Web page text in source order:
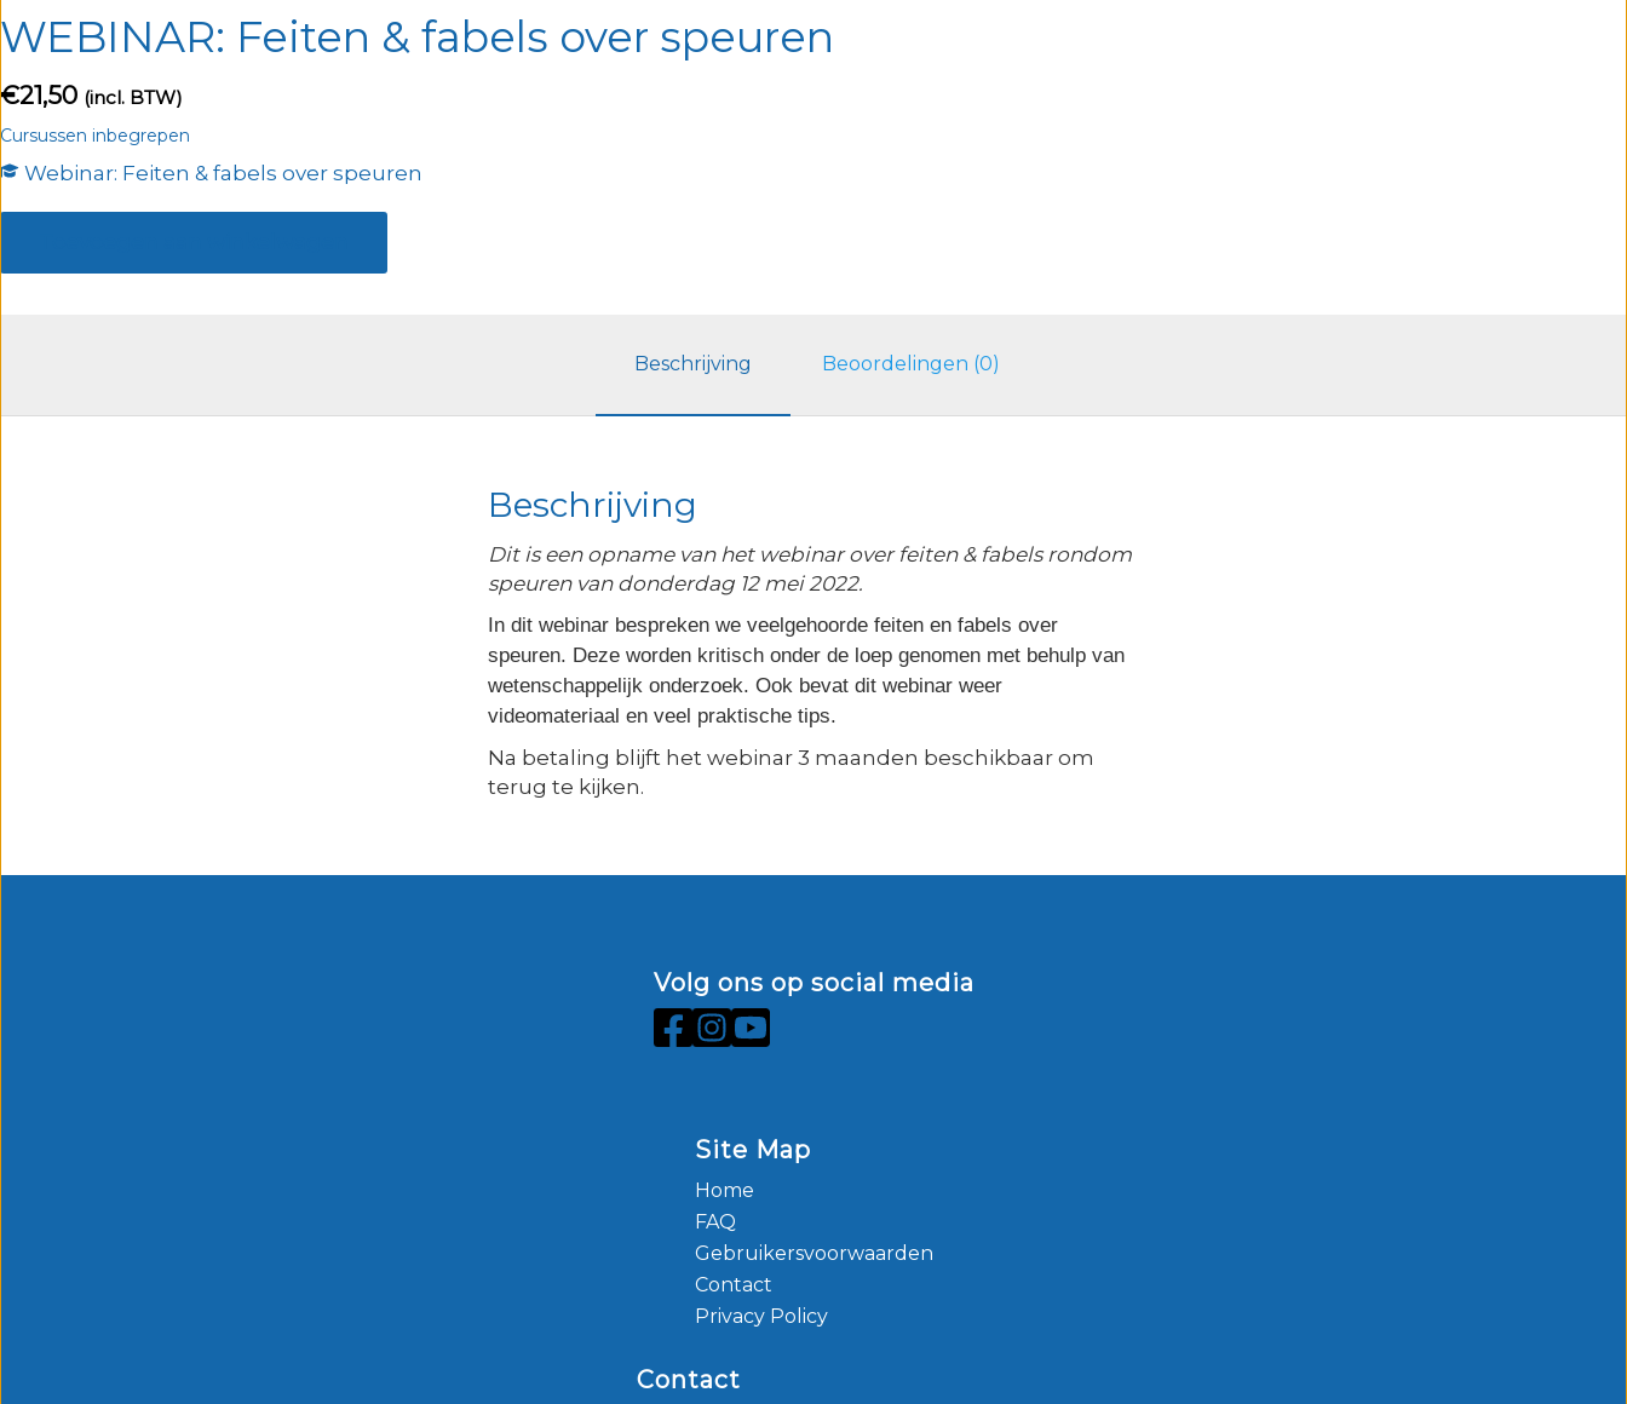
WEBINAR: Feiten & fabels over speuren
€21,50 (incl. BTW)
Cursussen inbegrepen
Webinar: Feiten & fabels over speuren
Beschrijving Beoordelingen (0)
Beschrijving
Dit is een opname van het webinar over feiten & fabels rondom
speuren van donderdag 12 mei 2022.
In dit webinar bespreken we veelgehoorde feiten en fabels over
speuren. Deze worden kritisch onder de loep genomen met behulp van
wetenschappelijk onderzoek. Ook bevat dit webinar weer
videomateriaal en veel praktische tips.
Na betaling blijft het webinar 3 maanden beschikbaar om
terug te kijken.
Volg ons op social media
Site Map
Home
FAQ
Gebruikersvoorwaarden
Contact
Privacy Policy
Contact